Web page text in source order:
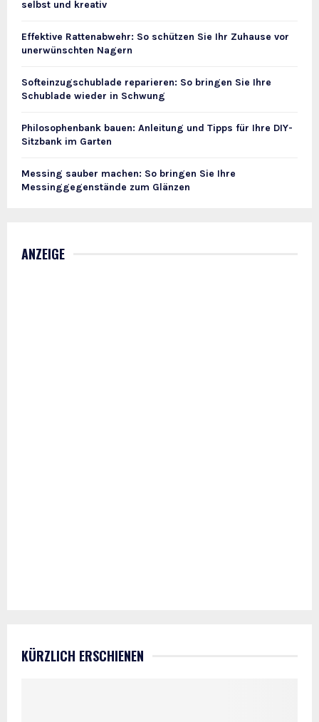
selbst und kreativ
Effektive Rattenabwehr: So schützen Sie Ihr Zuhause vor
unerwünschten Nagern
Softeinzugschublade reparieren: So bringen Sie Ihre
Schublade wieder in Schwung
Philosophenbank bauen: Anleitung und Tipps für Ihre DIY-
Sitzbank im Garten
Messing sauber machen: So bringen Sie Ihre
Messinggegenstände zum Glänzen
ANZEIGE
KÜRZLICH ERSCHIENEN